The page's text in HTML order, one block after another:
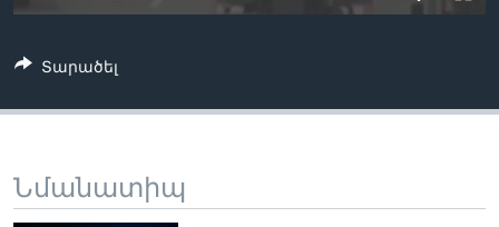
Տարածել
Նմանատիպ